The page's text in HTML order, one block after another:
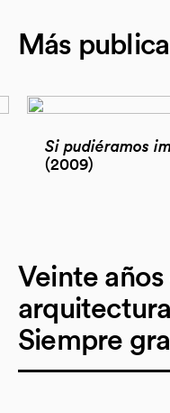
Más
Si pudiéramos
(2009)
Veinte
Siempre